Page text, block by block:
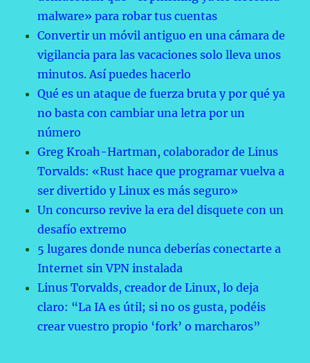
malware» para robar tus cuentas
Convertir un móvil antiguo en una cámara de
vigilancia para las vacaciones solo lleva unos
minutos. Así puedes hacerlo
Qué es un ataque de fuerza bruta y por qué ya
no basta con cambiar una letra por un
número
Greg Kroah-Hartman, colaborador de Linus
Torvalds: «Rust hace que programar vuelva a
ser divertido y Linux es más seguro»
Un concurso revive la era del disquete con un
desafío extremo
5 lugares donde nunca deberías conectarte a
Internet sin VPN instalada
Linus Torvalds, creador de Linux, lo deja
claro: “La IA es útil; si no os gusta, podéis
crear vuestro propio ‘fork’ o marcharos”